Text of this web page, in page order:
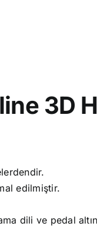
3D
edilmiştir.
dili ve pedal